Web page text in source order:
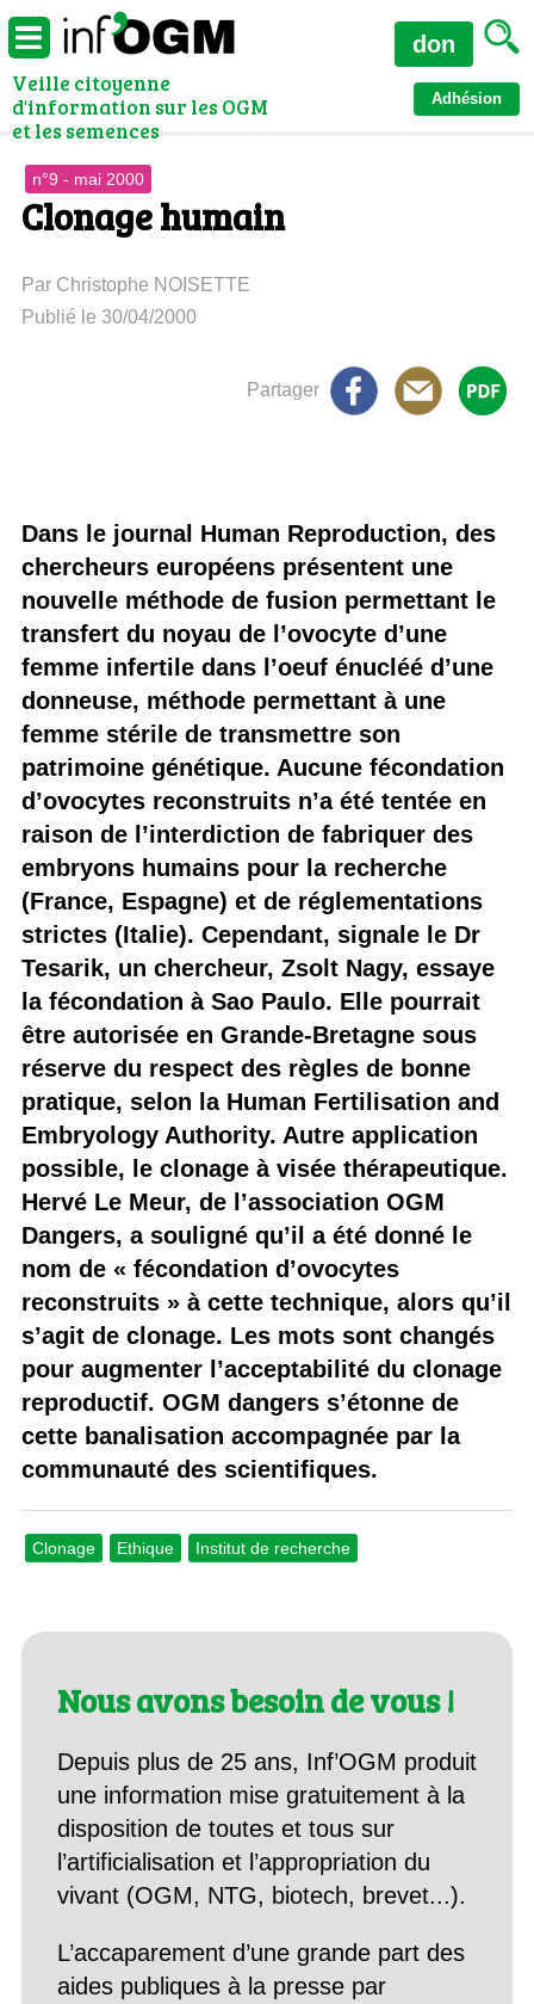
Veille citoyenne
d'information sur les OGM
et les semences
Adhésion
don
n°9 - mai 2000
Clonage humain
Par Christophe NOISETTE
Publié le 30/04/2000
Partager
Dans le journal Human Reproduction, des
chercheurs européens présentent une
nouvelle méthode de fusion permettant le
transfert du noyau de l’ovocyte d’une
femme infertile dans l’oeuf énucléé d’une
donneuse, méthode permettant à une
femme stérile de transmettre son
patrimoine génétique. Aucune fécondation
d’ovocytes reconstruits n’a été tentée en
raison de l’interdiction de fabriquer des
embryons humains pour la recherche
(France, Espagne) et de réglementations
strictes (Italie). Cependant, signale le Dr
Tesarik, un chercheur, Zsolt Nagy, essaye
la fécondation à Sao Paulo. Elle pourrait
être autorisée en Grande-Bretagne sous
réserve du respect des règles de bonne
pratique, selon la Human Fertilisation and
Embryology Authority. Autre application
possible, le clonage à visée thérapeutique.
Hervé Le Meur, de l’association OGM
Dangers, a souligné qu’il a été donné le
nom de « fécondation d’ovocytes
reconstruits » à cette technique, alors qu’il
s’agit de clonage. Les mots sont changés
pour augmenter l’acceptabilité du clonage
reproductif. OGM dangers s’étonne de
cette banalisation accompagnée par la
communauté des scientifiques.
Clonage Ethique Institut de recherche
Nous avons besoin de vous !
Depuis plus de 25 ans, Inf’OGM produit
une information mise gratuitement à la
disposition de toutes et tous sur
l’artificialisation et l’appropriation du
vivant (OGM, NTG, biotech, brevet...).
L’accaparement d’une grande part des
aides publiques à la presse par